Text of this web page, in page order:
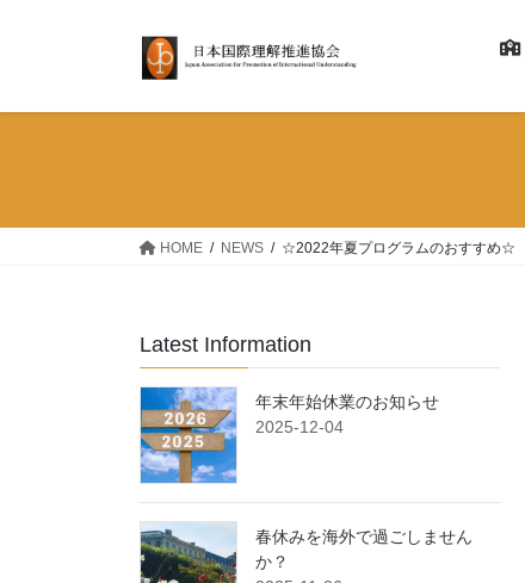
HOME NEWS ☆2022年夏プログラムのおすすめ☆
Latest Information
年末年始休業のお知らせ
2025-12-04
春休みを海外で過ごしません
か？